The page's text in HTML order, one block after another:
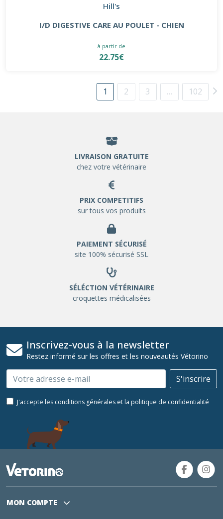
Hill's
I/D DIGESTIVE CARE AU POULET - CHIEN
à partir de
22.75€
1 2 3 … 102
LIVRAISON GRATUITE
chez votre vétérinaire
PRIX COMPETITIFS
sur tous vos produits
PAIEMENT SÉCURISÉ
site 100% sécurisé SSL
SÉLÉCTION VÉTÉRINAIRE
croquettes médicalisées
Inscrivez-vous à la newsletter
Restez informé sur les offres et les nouveautés Vétorino
Email S'inscrire
J'accepte les conditions générales et la politique de confidentialité
MON COMPTE